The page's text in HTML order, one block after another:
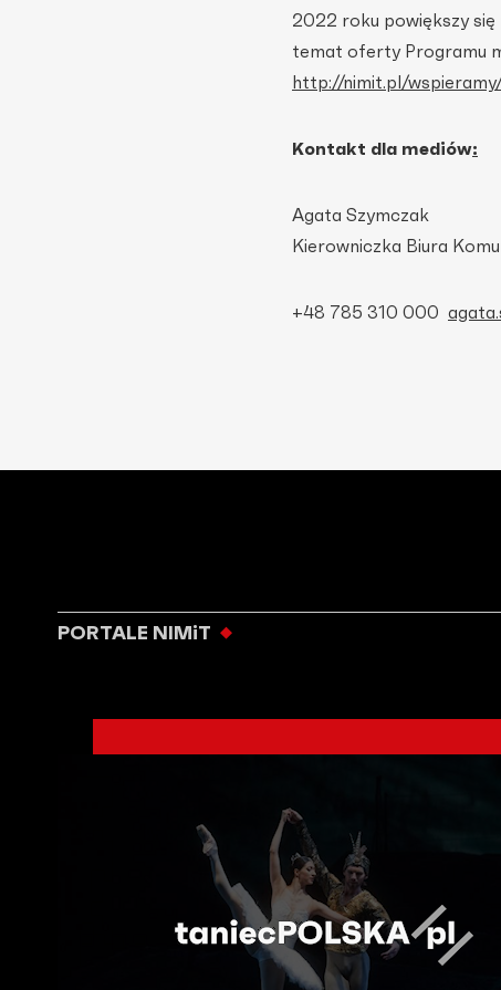
2022 roku powiększy się
temat oferty Programu
http://nimit.pl/
Kontakt dla mediów:
Agata Szymczak
Kierowniczka Biura
+48 785 310 000
PORTALE NIMiT